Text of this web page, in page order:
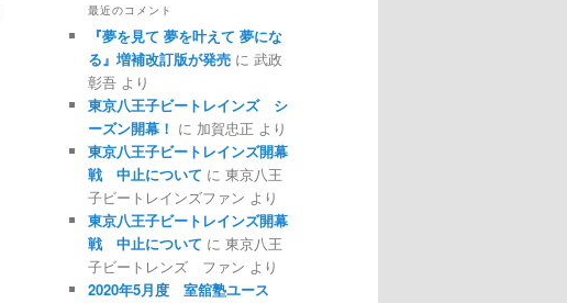
最近のコメント
『夢を見て 夢を叶えて 夢にな
る』増補改訂版が発売 に 武政
彰吾 より
東京八王子ビートレインズ シ
ーズン開幕！ に 加賀忠正 より
東京八王子ビートレインズ開幕
戦 中止について に 東京八王
子ビートレインズファン より
東京八王子ビートレインズ開幕
戦 中止について に 東京八王
子ビートレンズ ファン より
2020年5月度 室舘塾ユース